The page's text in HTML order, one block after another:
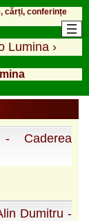
cărți, conferințe
Lumina ›
Caderea
Dumitru -